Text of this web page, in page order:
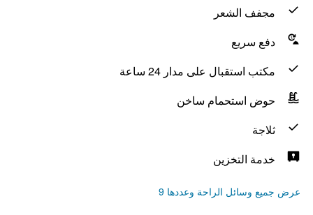
مجفف الشعر
دفع سريع
مكتب استقبال على مدار 24 ساعة
حوض استحمام ساخن
ثلاجة
خدمة التخزين
عرض جميع وسائل الراحة وعددها 9